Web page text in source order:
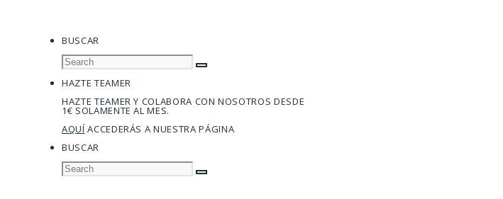
BUSCAR
HAZTE TEAMER
HAZTE TEAMER Y COLABORA CON NOSOTROS DESDE
1€ SOLAMENTE AL MES.
AQUÍACCEDERÁS A NUESTRA PÁGINA
BUSCAR